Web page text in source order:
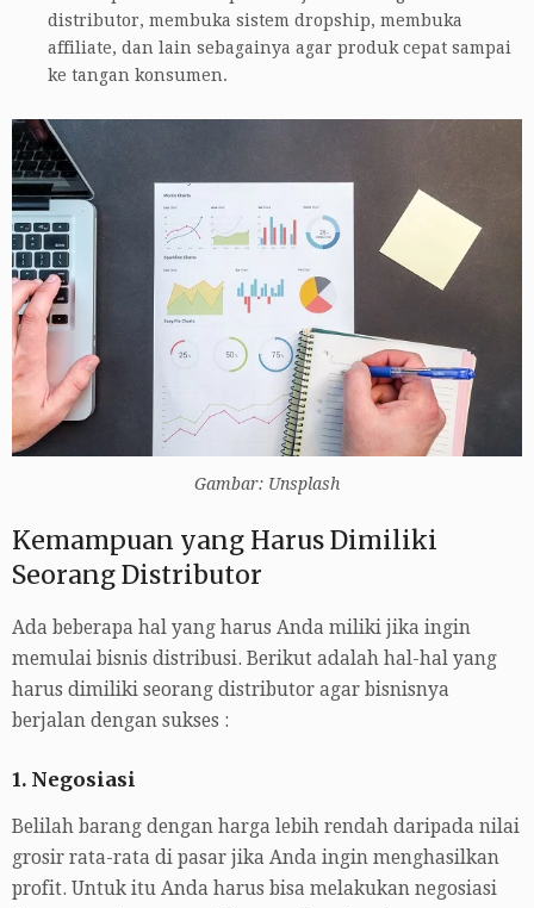
distributor, membuka sistem dropship, membuka
affiliate, dan lain sebagainya agar produk cepat sampai
ke tangan konsumen.
Gambar: Unsplash
Kemampuan yang Harus Dimiliki
Seorang Distributor
Ada beberapa hal yang harus Anda miliki jika ingin
memulai bisnis distribusi. Berikut adalah hal-hal yang
harus dimiliki seorang distributor agar bisnisnya
berjalan dengan sukses :
1. Negosiasi
Belilah barang dengan harga lebih rendah daripada nilai
grosir rata-rata di pasar jika Anda ingin menghasilkan
profit. Untuk itu Anda harus bisa melakukan negosiasi